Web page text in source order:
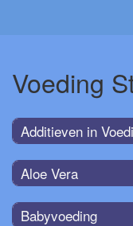
Voeding
Additieven in
Aloe Vera
Babyvoeding